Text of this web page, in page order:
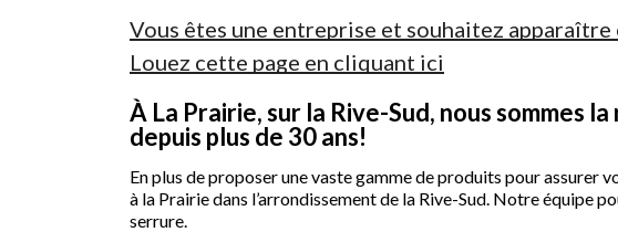
Vous êtes une entreprise et souhaitez apparaître
Louez cette page en cliquant ici
À La Prairie, sur la Rive-Sud, nous sommes
depuis plus de 30 ans!
En plus de proposer une vaste gamme de produits pour assurer
à la Prairie dans l’arrondissement de la Rive-Sud. Notre équipe
serrure.